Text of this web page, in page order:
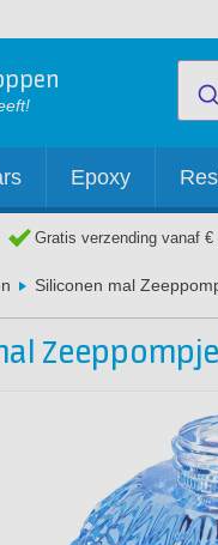
Epoxy
Gratis verzending vanaf €
Siliconen mal